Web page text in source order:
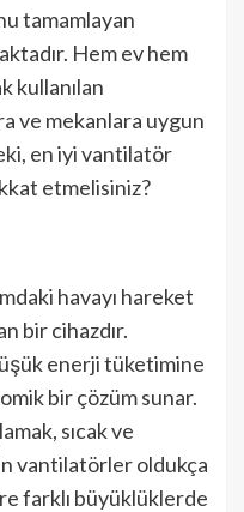
tamamlayan
Hem ev hem
kullanılan
ve mekanlara uygun
en iyi vantilatör
etmelisiniz?
havayı hareket
bir cihazdır.
enerji tüketimine
bir çözüm sunar.
sıcak ve
vantilatörler oldukça
farklı büyüklüklerde